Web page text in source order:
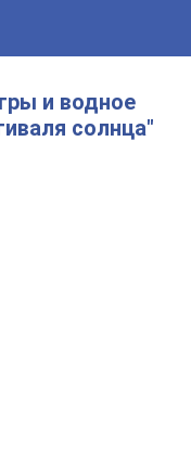
и водное
солнца"